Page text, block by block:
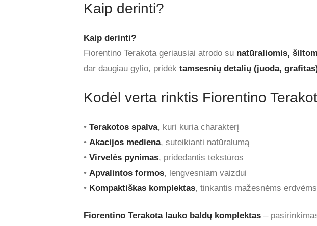
Kaip derinti?
Kaip derinti?
Fiorentino Terakota geriausiai atrodo su natūraliomis,
dar daugiau gylio, pridėk tamsesnių detalių (juoda,
Kodėl verta rinktis Fiorentino
• Terakotos spalva, kuri kuria charakterį
• Akacijos mediena, suteikianti natūralumą
• Virvelės pynimas, pridedantis tekstūros
• Apvalintos formos, lengvesniam vaizdui
• Kompaktiškas komplektas, tinkantis mažesnėms erdvėms
Fiorentino Terakota lauko baldų komplektas –